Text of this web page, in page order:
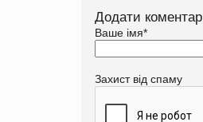
Додати коментар
Ваше імя*
Захист від спаму